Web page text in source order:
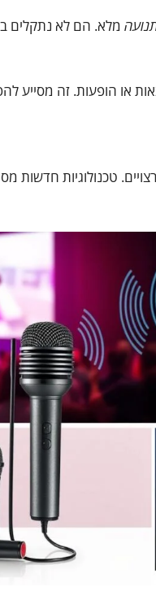
מלא. הם לא נתקלים
או הופעות. זה מסייע
טכנולוגיות חדשות